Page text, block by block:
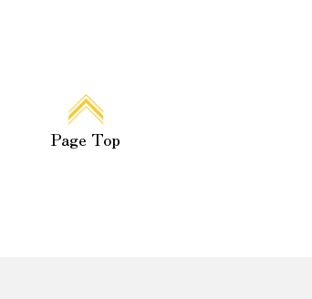
Page Top